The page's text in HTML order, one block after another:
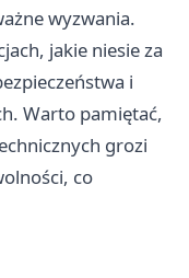
wyzwania.
jakie niesie za
i
Warto pamiętać,
grozi
co